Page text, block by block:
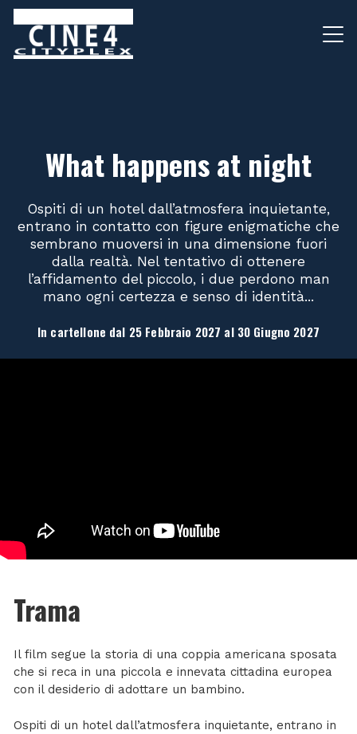
What happens at night
Ospiti di un hotel dall’atmosfera inquietante,
entrano in contatto con figure enigmatiche che
sembrano muoversi in una dimensione fuori
dalla realtà. Nel tentativo di ottenere
l’affidamento del piccolo, i due perdono man
mano ogni certezza e senso di identità...
In cartellone dal 25 Febbraio 2027 al 30 Giugno 2027
Trama
Il film segue la storia di una coppia americana sposata
che si reca in una piccola e innevata cittadina europea
con il desiderio di adottare un bambino.
Ospiti di un hotel dall’atmosfera inquietante, entrano in